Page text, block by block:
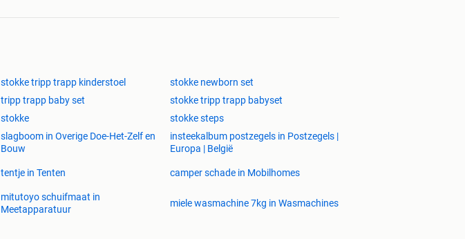
stokke tripp trapp kinderstoel
stokke newborn set
tripp trapp baby set
stokke tripp trapp babyset
stokke stokke steps
slagboom in Overige Doe-Het-Zelf en
Bouw
insteekalbum postzegels in Postzegels |
Europa | België
tentje in Tenten camper schade in Mobilhomes
mitutoyo schuifmaat in
Meetapparatuur
miele wasmachine 7kg in Wasmachines